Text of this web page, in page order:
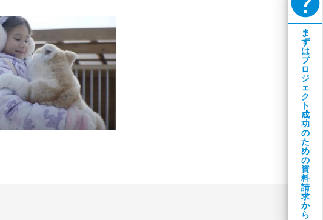
ま
ず
は
プ
ロ
ジ
ェ
ク
ト
成
功
の
た
め
の
資
料
請
求
か
ら